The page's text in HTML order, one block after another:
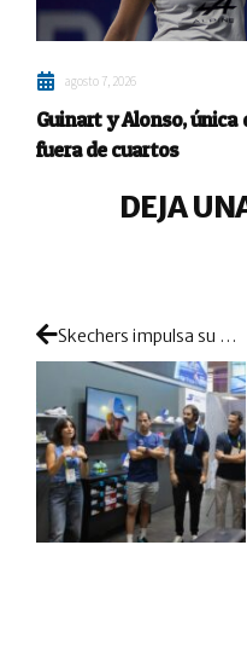
agosto 7, 2026
Guinart y Alonso, única
fuera de cuartos
DEJA
Skechers impulsa su apuesta por el pádel con una nueva colección de calzado técnico